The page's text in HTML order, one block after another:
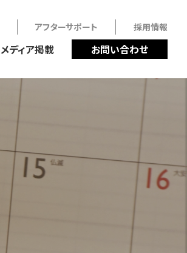
アフターサポート 採用情報
メディア掲載 お問い合わせ